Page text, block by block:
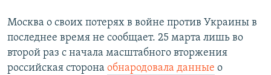
Москва о своих потерях в войне против Украины в
последнее время не сообщает. 25 марта лишь во
второй раз с начала масштабного вторжения
российская сторона обнародовала данные о